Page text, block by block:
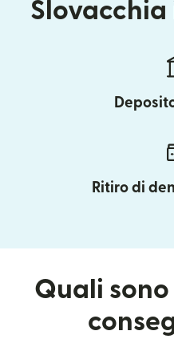
Slovacchia
Ritiro di
Quali